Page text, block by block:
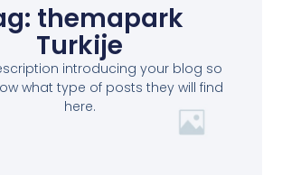
themapark
Turkije
introducing your blog so
what type of posts they will find
here.